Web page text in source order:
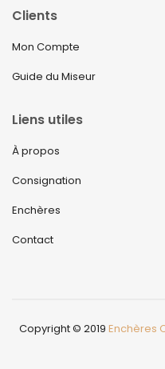
Clients
Mon Compte
Guide du Miseur
Liens utiles
À propos
Consignation
Enchères
Contact
Copyright © 2019 Enchères